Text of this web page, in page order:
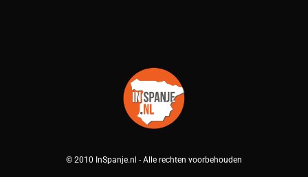
© 2010 InSpanje.nl - Alle rechten voorbehouden